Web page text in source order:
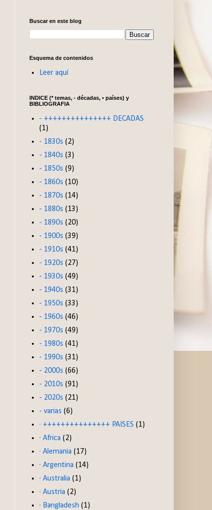
Buscar en este blog
Esquema de contenidos
Leer aquí
INDICE (* temas, - décadas, • países) y
BIBLIOGRAFIA
- +++++++++++++++ DECADAS
(1)
- 1830s (2)
- 1840s (3)
- 1850s (9)
- 1860s (10)
- 1870s (14)
- 1880s (13)
- 1890s (20)
- 1900s (39)
- 1910s (41)
- 1920s (27)
- 1930s (49)
- 1940s (31)
- 1950s (33)
- 1960s (46)
- 1970s (49)
- 1980s (41)
- 1990s (31)
- 2000s (66)
- 2010s (91)
- 2020s (21)
- varias (6)
· +++++++++++++++ PAISES (1)
· Africa (2)
· Alemania (17)
· Argentina (14)
· Australia (1)
· Austria (2)
· Bangladesh (1)